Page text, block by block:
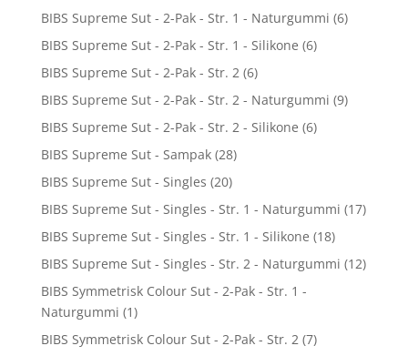
BIBS Supreme Sut - 2-Pak - Str. 1 - Naturgummi (6)
BIBS Supreme Sut - 2-Pak - Str. 1 - Silikone (6)
BIBS Supreme Sut - 2-Pak - Str. 2 (6)
BIBS Supreme Sut - 2-Pak - Str. 2 - Naturgummi (9)
BIBS Supreme Sut - 2-Pak - Str. 2 - Silikone (6)
BIBS Supreme Sut - Sampak (28)
BIBS Supreme Sut - Singles (20)
BIBS Supreme Sut - Singles - Str. 1 - Naturgummi (17)
BIBS Supreme Sut - Singles - Str. 1 - Silikone (18)
BIBS Supreme Sut - Singles - Str. 2 - Naturgummi (12)
BIBS Symmetrisk Colour Sut - 2-Pak - Str. 1 -
Naturgummi (1)
BIBS Symmetrisk Colour Sut - 2-Pak - Str. 2 (7)